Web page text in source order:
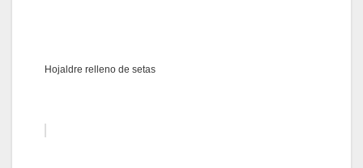
Hojaldre relleno de setas